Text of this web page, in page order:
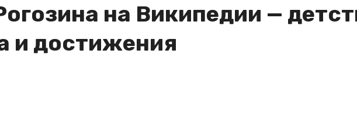
на Википедии —
и достижения